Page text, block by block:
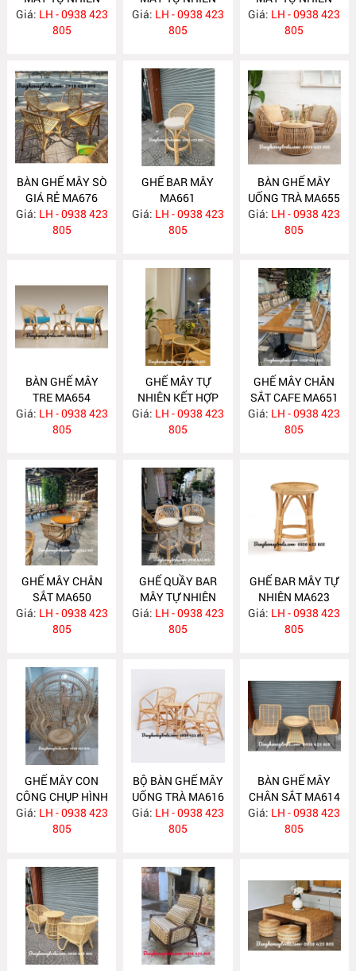
MA701
Giá: LH - 0938 423
805
DECOR CHỤP
HÌNH MA690
Giá: LH - 0938 423
805
MA680
Giá: LH - 0938 423
805
BÀN GHẾ MÂY SÒ
GIÁ RẺ MA676
Giá: LH - 0938 423
805
GHẾ BAR MÂY
MA661
Giá: LH - 0938 423
805
BÀN GHẾ MÂY
UỐNG TRÀ MA655
Giá: LH - 0938 423
805
BÀN GHẾ MÂY
TRE MA654
Giá: LH - 0938 423
805
GHẾ MÂY TỰ
NHIÊN KẾT HỢP
LƯỚI MÂY MA653
Giá: LH - 0938 423
805
GHẾ MÂY CHÂN
SẮT CAFE MA651
Giá: LH - 0938 423
805
GHẾ MÂY CHÂN
SẮT MA650
Giá: LH - 0938 423
805
GHẾ QUẦY BAR
MÂY TỰ NHIÊN
MA634
Giá: LH - 0938 423
805
GHẾ BAR MÂY TỰ
NHIÊN MA623
Giá: LH - 0938 423
805
GHẾ MÂY CON
CÔNG CHỤP HÌNH
DECOR MA618
Giá: LH - 0938 423
805
BỘ BÀN GHẾ MÂY
UỐNG TRÀ MA616
Giá: LH - 0938 423
805
BÀN GHẾ MÂY
CHÂN SẮT MA614
Giá: LH - 0938 423
805